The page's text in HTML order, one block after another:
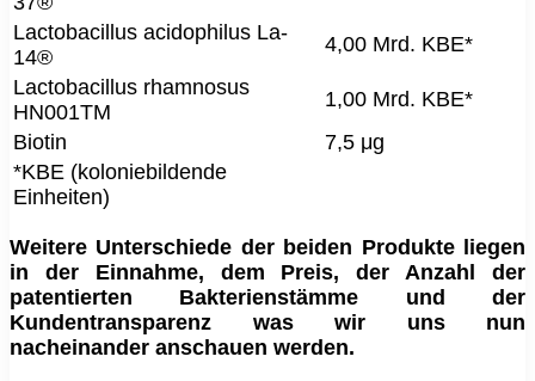
Lactobacillus acidophilus La-
14®
4,00 Mrd. KBE*
Lactobacillus rhamnosus
HN001TM
1,00 Mrd. KBE*
Biotin
7,5 μg
*KBE (koloniebildende
Einheiten)
Weitere Unterschiede der beiden Produkte liegen
in der Einnahme, dem Preis, der Anzahl der
patentierten Bakterienstämme und der
Kundentransparenz was wir uns nun
nacheinander anschauen werden.